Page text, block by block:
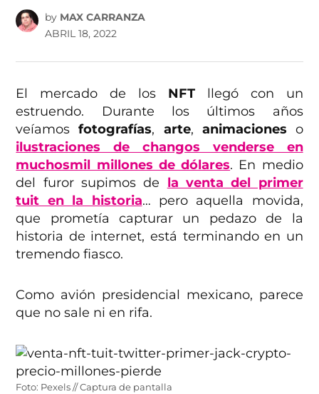
by MAX CARRANZA
ABRIL 18, 2022
El mercado de los NFTllegó con un
estruendo. Durante los últimos años
veíamos fotografías, arte, animaciones o
ilustraciones de changos venderse en
muchosmil millones de dólares. En medio
del furor supimos de la venta del primer
tuit en la historia… pero aquella movida,
que prometía capturar un pedazo de la
historia de internet, está terminando en un
tremendo fiasco.
Como avión presidencial mexicano, parece
que no sale ni en rifa.
Foto: Pexels // Captura de pantalla